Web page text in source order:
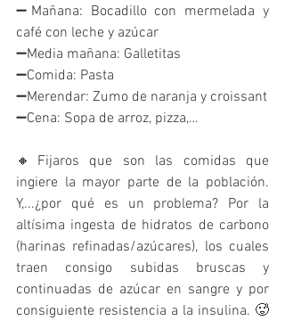
➖Mañana: Bocadillo con mermelada y
café con leche y azúcar
➖Media mañana: Galletitas
➖Comida: Pasta
➖Merendar: Zumo de naranja y croissant
➖Cena: Sopa de arroz, pizza,…
🔸Fijaros que son las comidas que
ingiere la mayor parte de la población.
Y,...¿por qué es un problema? Por la
altísima ingesta de hidratos de carbono
(harinas refinadas/azúcares), los cuales
traen consigo subidas bruscas y
continuadas de azúcar en sangre y por
consiguiente resistencia a la insulina. 🥵